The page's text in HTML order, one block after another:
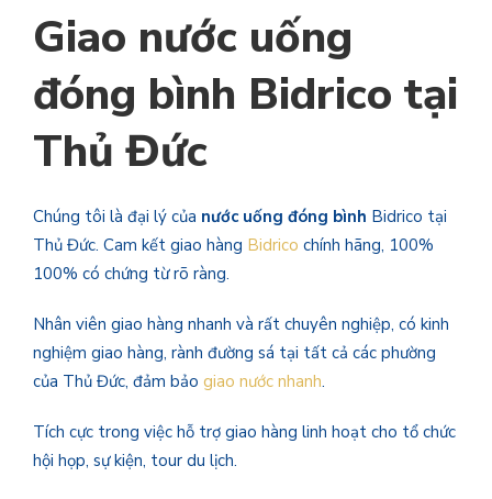
Giao nước uống
đóng bình Bidrico tại
Thủ Đức
Chúng tôi là đại lý của nước uống đóng bình Bidrico tại
Thủ Đức. Cam kết giao hàng Bidrico chính hãng, 100%
100% có chứng từ rõ ràng.
Nhân viên giao hàng nhanh và rất chuyên nghiệp, có kinh
nghiệm giao hàng, rành đường sá tại tất cả các phường
của Thủ Đức, đảm bảo giao nước nhanh.
Tích cực trong việc hỗ trợ giao hàng linh hoạt cho tổ chức
hội họp, sự kiện, tour du lịch.